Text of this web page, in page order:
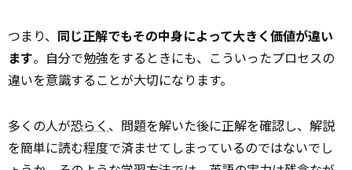
つまり、 同じ正解でもその中身によって大きく価値が違い
ます。自分で勉強をするときにも、こういったプロセスの
違いを意識することが大切になります。
多くの人が恐らく 、問題を解いた後に正解を確認し、解説
を簡単に読む程度で済ませてしまっているのではないでし